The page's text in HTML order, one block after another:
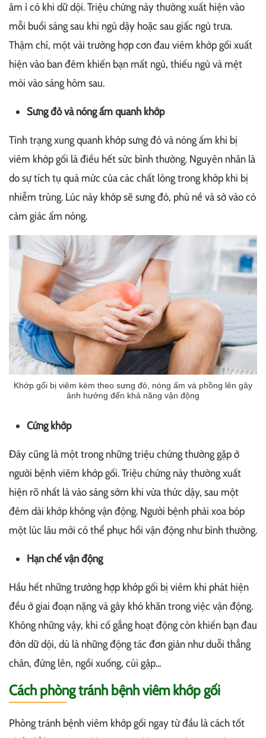
âm ỉ có khi dữ dội. Triệu chứng này thường xuất hiện vào
mỗi buổi sáng sau khi ngủ dậy hoặc sau giấc ngủ trưa.
Thậm chí, một vài trường hợp cơn đau viêm khớp gối xuất
hiện vào ban đêm khiến bạn mất ngủ, thiếu ngủ và mệt
mỏi vào sáng hôm sau.
Sưng đỏ và nóng ấm quanh khớp
Tình trạng xung quanh khớp sưng đỏ và nóng ấm khi bị
viêm khớp gối là điều hết sức bình thường. Nguyên nhân là
do sự tích tụ quá mức của các chất lỏng trong khớp khi bị
nhiễm trùng. Lúc này khớp sẽ sưng đỏ, phù nề và sờ vào có
cảm giác ấm nóng.
Khớp gối bị viêm kèm theo sưng đỏ, nóng ấm và phồng lên gây
ảnh hưởng đến khả năng vận động
Cứng khớp
Đây cũng là một trong những triệu chứng thường gặp ở
người bệnh viêm khớp gối. Triệu chứng này thường xuất
hiện rõ nhất là vào sáng sớm khi vừa thức dậy, sau một
đêm dài khớp không vận động. Người bệnh phải xoa bóp
một lúc lâu mới có thể phục hồi vận động như bình thường.
Hạn chế vận động
Hầu hết những trường hợp khớp gối bị viêm khi phát hiện
đều ở giai đoạn nặng và gây khó khăn trong việc vận động.
Không những vậy, khi cố gắng hoạt động còn khiến bạn đau
đớn dữ dội, dù là những động tác đơn giản như duỗi thẳng
chân, đứng lên, ngồi xuống, cúi gập...
Cách phòng tránh bệnh viêm khớp gối
Phòng tránh bệnh viêm khớp gối ngay từ đầu là cách tốt